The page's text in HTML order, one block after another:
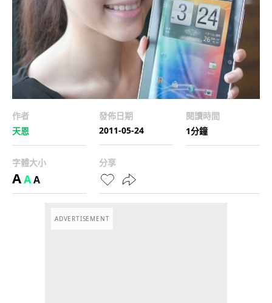
作者
天恩
發佈日期
2011-05-24
閱讀時間
1分鐘
字體大小
AAA
分享
ADVERTISEMENT